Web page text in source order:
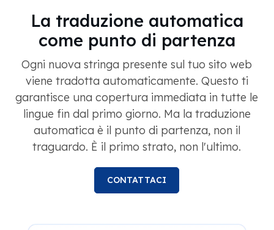
La traduzione automatica
come punto di partenza
Ogni nuova stringa presente sul tuo sito web
viene tradotta automaticamente. Questo ti
garantisce una copertura immediata in tutte le
lingue fin dal primo giorno. Ma la traduzione
automatica è il punto di partenza, non il
traguardo. È il primo strato, non l'ultimo.
CONTATTACI